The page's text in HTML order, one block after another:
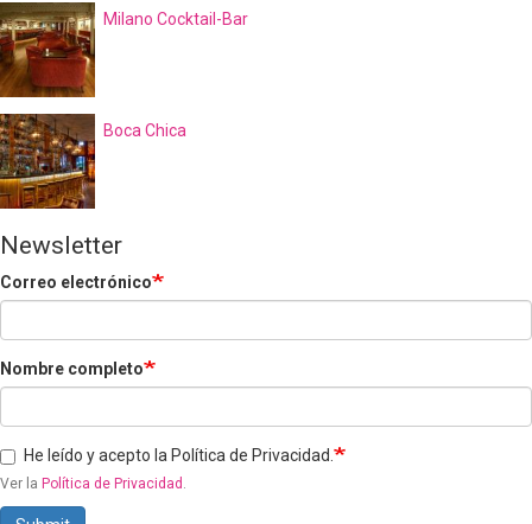
Milano Cocktail-Bar
Boca Chica
Newsletter
Correo electrónico
Nombre completo
He leído y acepto la Política de Privacidad.
Ver la Política de Privacidad .